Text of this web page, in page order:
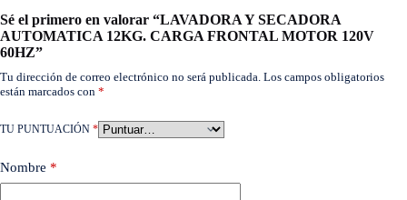
Sé el primero en valorar “LAVADORA Y SECADORA
AUTOMATICA 12KG. CARGA FRONTAL MOTOR 120V
60HZ”
Tu dirección de correo electrónico no será publicada. Los campos obligatorios
están marcados con *
TU PUNTUACIÓN *
Nombre *